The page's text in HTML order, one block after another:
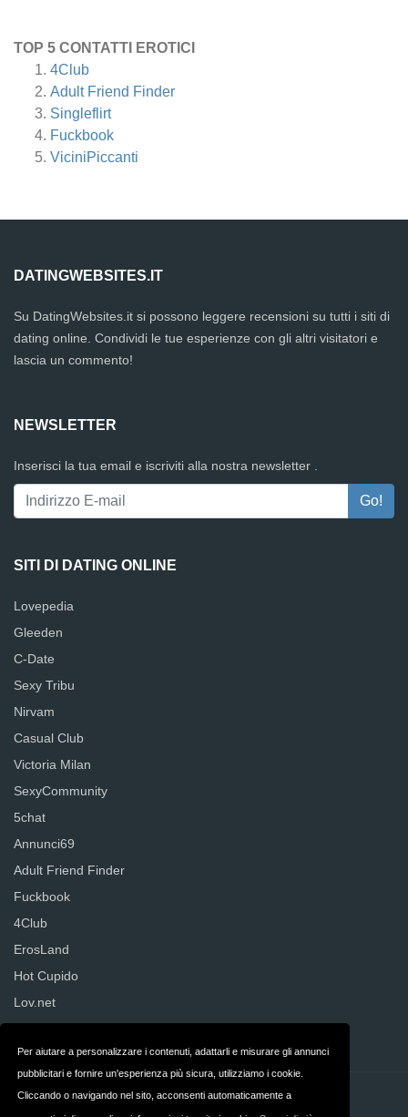
Per aiutare a personalizzare i contenuti, adattarli e misurare gli annunci
pubblicitari e fornire un'esperienza più sicura, utilizziamo i cookie.
Cliccando o navigando nel sito, acconsenti automaticamente a
TOP 5 CONTATTI EROTICI
4Club
Adult Friend Finder
Singleflirt
Fuckbook
ViciniPiccanti
DATINGWEBSITES.IT
Su DatingWebsites.it si possono leggere recensioni su tutti i siti di
dating online. Condividi le tue esperienze con gli altri visitatori e
lascia un commento!
NEWSLETTER
Inserisci la tua email e iscriviti alla nostra newsletter .
SITI DI DATING ONLINE
Lovepedia
Gleeden
C-Date
Sexy Tribu
Nirvam
Casual Club
Victoria Milan
SexyCommunity
5chat
Annunci69
Adult Friend Finder
Fuckbook
4Club
ErosLand
Hot Cupido
Lov.net
Contatti Privacy